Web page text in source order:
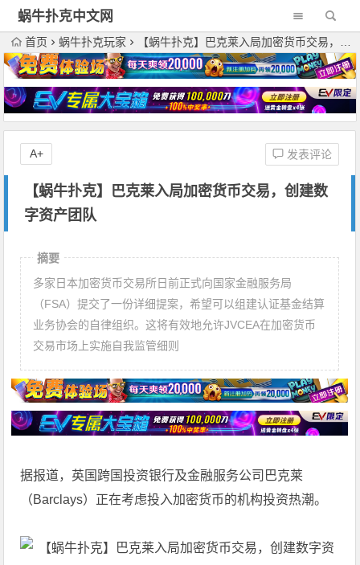
蜗牛扑克中文网
首页 蜗牛扑克玩家 【蜗牛扑克】巴克莱入局加密货币交易，创建数字资产团队
【蜗牛扑克】巴克莱入局加密货币交易，创建数
字资产团队
发表评论
A+
摘要
多家日本加密货币交易所日前正式向国家金融服务局
（FSA）提交了一份详细提案，希望可以组建认证基金结算
业务协会的自律组织。这将有效地允许JVCEA在加密货币
交易市场上实施自我监管细则
据报道，英国跨国投资银行及金融服务公司巴克莱
（Barclays）正在考虑投入加密货币的机构投资热潮。